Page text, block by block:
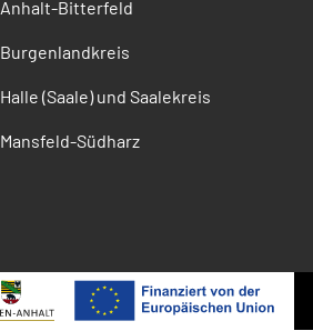
Anhalt-Bitterfeld
Burgenlandkreis
Halle (Saale) und Saalekreis
Mansfeld-Südharz